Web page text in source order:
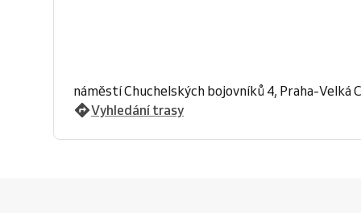
náměstí Chuchelských bojovníků 4, Praha-Velká
Vyhledání trasy